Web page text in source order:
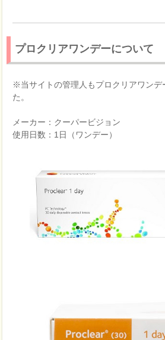
プロクリアワンデーについて
※当サイトの管理人もプロクリアワンデ
た。
メーカー：クーパービジョン
使用日数：1日（ワンデー）